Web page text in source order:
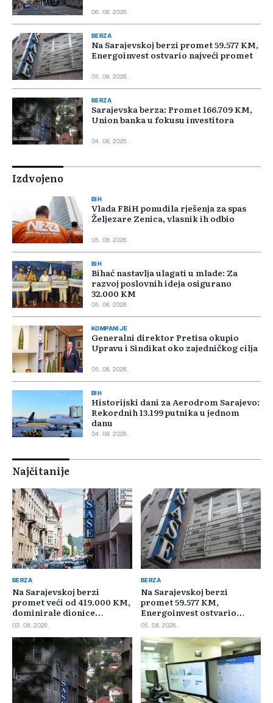
06. 08. 2026.
BERZA
Na Sarajevskoj berzi promet 59.577 KM,
Energoinvest ostvario najveći promet
05. 08. 2026.
BERZA
Sarajevska berza: Promet 166.709 KM,
Union banka u fokusu investitora
04. 08. 2026.
Izdvojeno
BIH
Vlada FBiH ponudila rješenja za spas
Željezare Zenica, vlasnik ih odbio
05. 08. 2026.
BIH
Bihać nastavlja ulagati u mlade: Za
razvoj poslovnih ideja osigurano
32.000 KM
05. 08. 2026.
KOMPANIJE
Generalni direktor Pretisa okupio
Upravu i Sindikat oko zajedničkog cilja
05. 08. 2026.
BIH
Historijski dani za Aerodrom Sarajevo:
Rekordnih 13.199 putnika u jednom
danu
04. 08. 2026.
Najčitanije
BERZA
Na Sarajevskoj berzi
promet veći od 419.000 KM,
dominirale dionice
Privredne banke Sarajevo
03. 08. 2026.
BERZA
Na Sarajevskoj berzi
promet 59.577 KM,
Energoinvest ostvario
najveći promet
05. 08. 2026.